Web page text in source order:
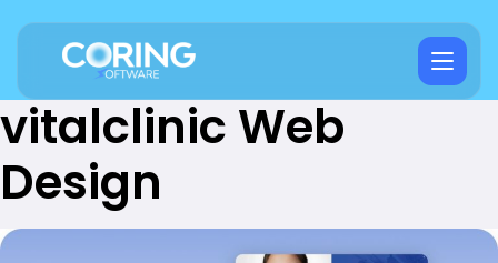
vitalclinic Web
Design